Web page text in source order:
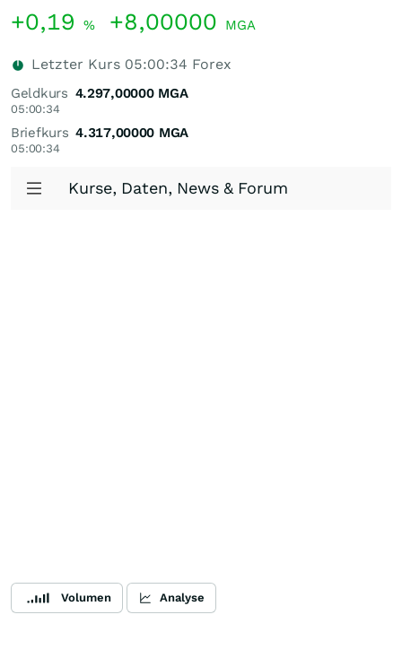
+0,19 % +8,00000 MGA
Letzter Kurs 05:00:34 Forex
Geldkurs
05:00:34
4.297,00000 MGA
Briefkurs
05:00:34
4.317,00000 MGA
Kurse, Daten, News & Forum
Volumen Analyse